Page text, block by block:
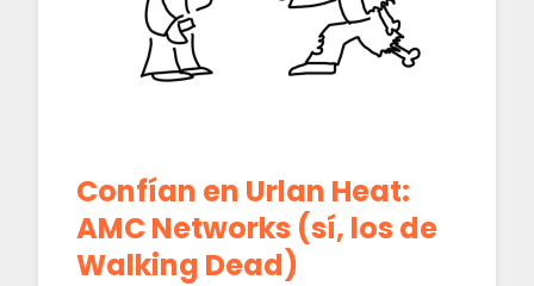
Confían en Urlan Heat:
AMC Networks (sí, los de
Walking Dead)